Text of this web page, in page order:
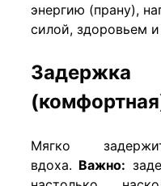
энергию (прану),
силой, здоровьем
Мягко
вдоха. Важно: